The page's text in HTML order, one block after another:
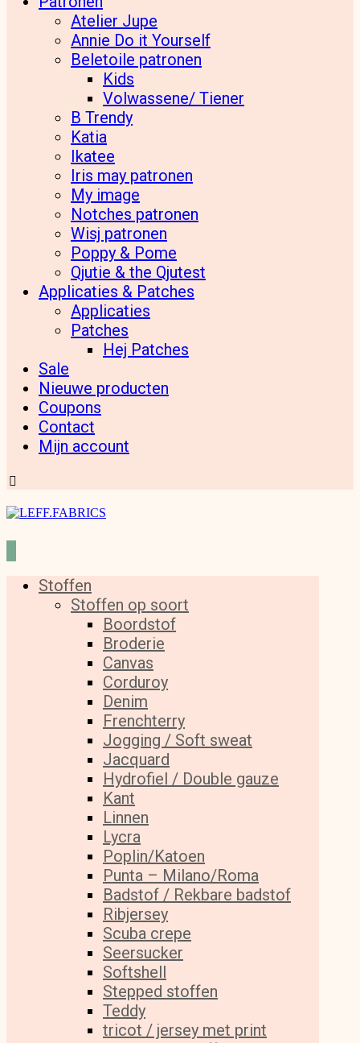
Atelier Jupe
Annie Do it Yourself
Beletoile patronen
Kids
Volwassene/ Tiener
B Trendy
Katia
Ikatee
Iris may patronen
My image
Notches patronen
Wisj patronen
Poppy & Pome
Qjutie & the Qjutest
Applicaties & Patches
Applicaties
Patches
Hej Patches
Sale
Nieuwe producten
Coupons
Contact
Mijn account
Stoffen
Stoffen op soort
Boordstof
Broderie
Canvas
Corduroy
Denim
Frenchterry
Jogging / Soft sweat
Jacquard
Hydrofiel / Double gauze
Kant
Linnen
Lycra
Poplin/Katoen
Punta – Milano/Roma
Badstof / Rekbare badstof
Ribjersey
Scuba crepe
Seersucker
Softshell
Stepped stoffen
Teddy
tricot / jersey met print